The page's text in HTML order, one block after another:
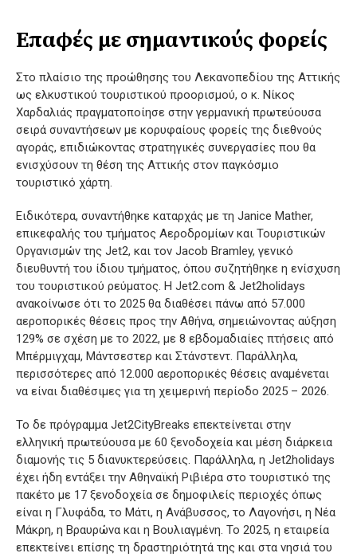
Επαφές με σημαντικούς φορείς
Στο πλαίσιο της προώθησης του Λεκανοπεδίου της Αττικής
ως ελκυστικού τουριστικού προορισμού, ο κ. Νίκος
Χαρδαλιάς πραγματοποίησε στην γερμανική πρωτεύουσα
σειρά συναντήσεων με κορυφαίους φορείς της διεθνούς
αγοράς, επιδιώκοντας στρατηγικές συνεργασίες που θα
ενισχύσουν τη θέση της Αττικής στον παγκόσμιο
τουριστικό χάρτη.
Ειδικότερα, συναντήθηκε καταρχάς με τη Janice Mather,
επικεφαλής του τμήματος Αεροδρομίων και Τουριστικών
Οργανισμών της Jet2, και τον Jacob Bramley, γενικό
διευθυντή του ίδιου τμήματος, όπου συζητήθηκε η ενίσχυση
του τουριστικού ρεύματος. Η Jet2.com & Jet2holidays
ανακοίνωσε ότι το 2025 θα διαθέσει πάνω από 57.000
αεροπορικές θέσεις προς την Αθήνα, σημειώνοντας αύξηση
129% σε σχέση με το 2022, με 8 εβδομαδιαίες πτήσεις από
Μπέρμιγχαμ, Μάντσεστερ και Στάνστεντ. Παράλληλα,
περισσότερες από 12.000 αεροπορικές θέσεις αναμένεται
να είναι διαθέσιμες για τη χειμερινή περίοδο 2025 – 2026.
Το δε πρόγραμμα Jet2CityBreaks επεκτείνεται στην
ελληνική πρωτεύουσα με 60 ξενοδοχεία και μέση διάρκεια
διαμονής τις 5 διανυκτερεύσεις. Παράλληλα, η Jet2holidays
έχει ήδη εντάξει την Αθηναϊκή Ριβιέρα στο τουριστικό της
πακέτο με 17 ξενοδοχεία σε δημοφιλείς περιοχές όπως
είναι η Γλυφάδα, το Μάτι, η Ανάβυσσος, το Λαγονήσι, η Νέα
Μάκρη, η Βραυρώνα και η Βουλιαγμένη. Το 2025, η εταιρεία
επεκτείνει επίσης τη δραστηριότητά της και στα νησιά του